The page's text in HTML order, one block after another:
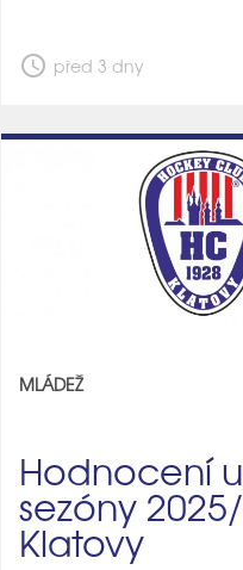
schedule před 3 dny
MLÁDEŽ
Hodnocení
sezóny
Klatovy